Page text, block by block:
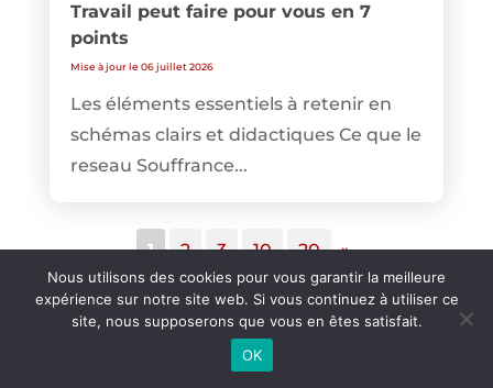
Travail peut faire pour vous en 7
points
Mise à jour le 06 juillet 2026
Les éléments essentiels à retenir en
schémas clairs et didactiques Ce que le
reseau Souffrance...
1 2 3 10 20 »
Nous utilisons des cookies pour vous garantir la meilleure
expérience sur notre site web. Si vous continuez à utiliser ce
site, nous supposerons que vous en êtes satisfait.
OK